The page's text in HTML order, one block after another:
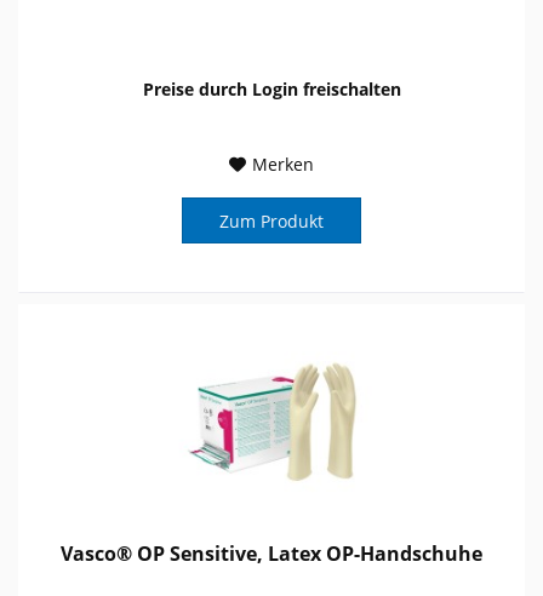
Preise durch Login freischalten
Merken
Zum Produkt
Vasco® OP Sensitive, Latex OP-Handschuhe